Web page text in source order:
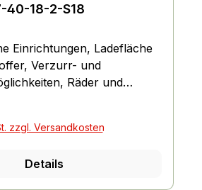
40-18-2-S18
Einrichtungen, Ladefläche
Verzurr- und
Räder und
zzgl. Versandkosten
Details